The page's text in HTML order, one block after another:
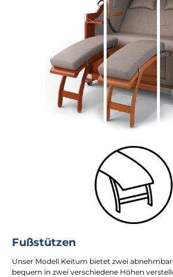
Fußstützen
Unser Modell Keitum bietet zwei
bequem in zwei verschiedene Höhen